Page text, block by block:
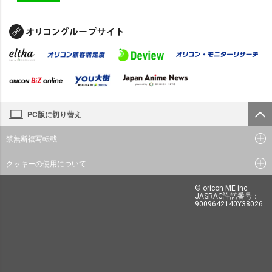
PC版に切り替え
禁無断複写転載
クッキーの使用について
© oricon ME inc.
JASRAC許諾番号：
9009642140Y38026